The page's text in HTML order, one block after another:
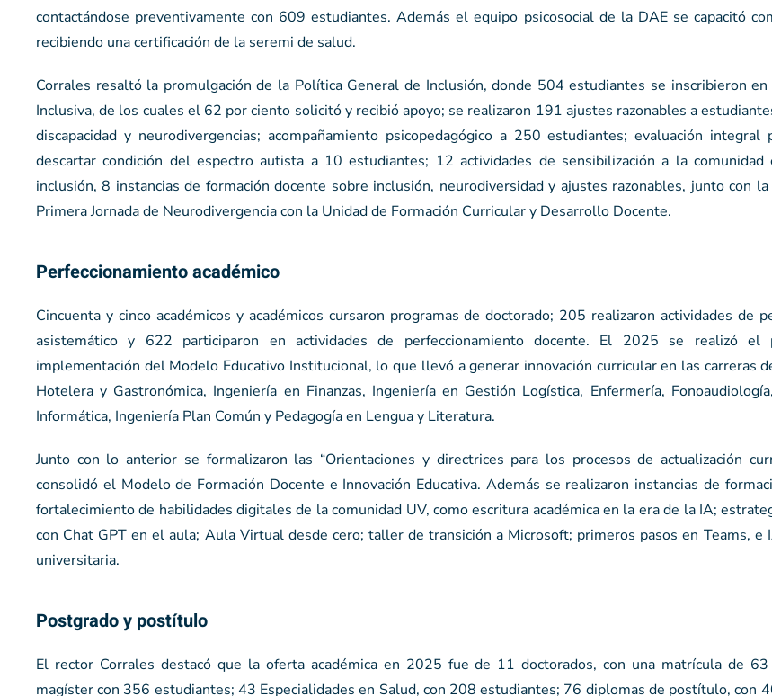
contactándose preventivamente con 609 estudiantes. Además el equipo psicosocial de la DAE se capacitó
recibiendo una certificación de la seremi de salud.
Corrales resaltó la promulgación de la Política General de Inclusión, donde 504 estudiantes se inscribieron
Inclusiva, de los cuales el 62 por ciento solicitó y recibió apoyo; se realizaron 191 ajustes razonables a
discapacidad y neurodivergencias; acompañamiento psicopedagógico a 250 estudiantes; evaluación integral
descartar condición del espectro autista a 10 estudiantes; 12 actividades de sensibilización a la comunidad
inclusión, 8 instancias de formación docente sobre inclusión, neurodiversidad y ajustes razonables, junto con
Primera Jornada de Neurodivergencia con la Unidad de Formación Curricular y Desarrollo Docente.
Perfeccionamiento académico
Cincuenta y cinco académicos y académicos cursaron programas de doctorado; 205 realizaron actividades de
asistemático y 622 participaron en actividades de perfeccionamiento docente. El 2025 se realizó el
implementación del Modelo Educativo Institucional, lo que llevó a generar innovación curricular en las carreras
Hotelera y Gastronómica, Ingeniería en Finanzas, Ingeniería en Gestión Logística, Enfermería,
Informática, Ingeniería Plan Común y Pedagogía en Lengua y Literatura.
Junto con lo anterior se formalizaron las “Orientaciones y directrices para los procesos de actualización
consolidó el Modelo de Formación Docente e Innovación Educativa. Además se realizaron instancias de
fortalecimiento de habilidades digitales de la comunidad UV, como escritura académica en la era de la IA;
con Chat GPT en el aula; Aula Virtual desde cero; taller de transición a Microsoft; primeros pasos en Teams, e
universitaria.
Postgrado y postítulo
El rector Corrales destacó que la oferta académica en 2025 fue de 11 doctorados, con una matrícula de
magíster con 356 estudiantes; 43 Especialidades en Salud, con 208 estudiantes; 76 diplomas de postítulo, con